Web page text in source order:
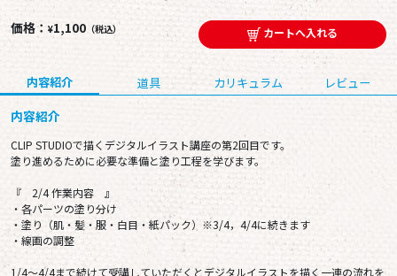
価格： ¥1,100 （税込） カートへ入れる
内容紹介 道具 カリキュラム レビュー
内容紹介
CLIP STUDIOで描くデジタルイラスト講座の第2回目です。
塗り進めるために必要な準備と塗り工程を学びます。
『 2/4 作業内容 』
・各パーツの塗り分け
・塗り（肌・髪・服・白目・紙パック）※3/4，4/4に続きます
・線画の調整
1/4～4/4まで続けて受講していただくとデジタルイラストを描く一連の流れを